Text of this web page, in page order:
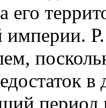
его
империи.
в
период